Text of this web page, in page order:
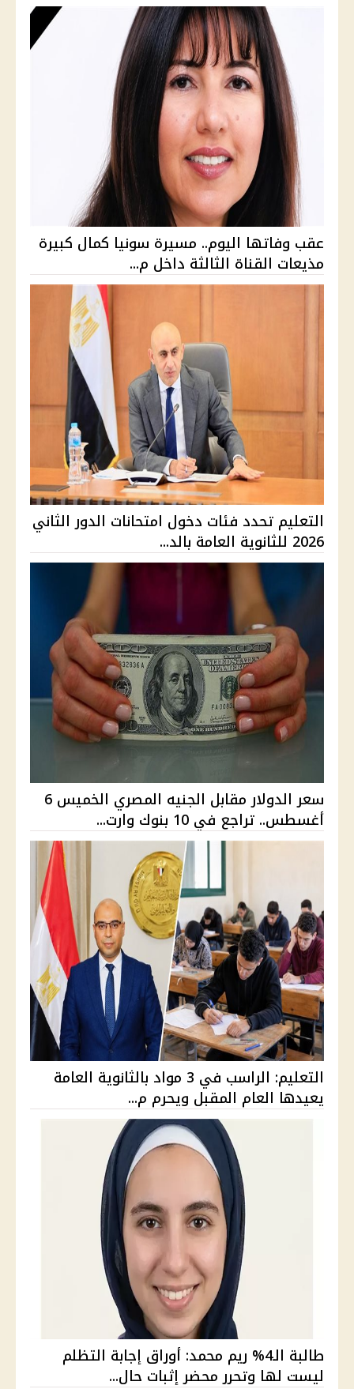
عقب وفاتها اليوم.. مسيرة سونيا كمال كبيرة
مذيعات القناة الثالثة داخل م...
التعليم تحدد فئات دخول امتحانات الدور الثاني
2026 للثانوية العامة بالد...
سعر الدولار مقابل الجنيه المصري الخميس 6
أغسطس.. تراجع في 10 بنوك وارت...
التعليم: الراسب في 3 مواد بالثانوية العامة
يعيدها العام المقبل ويحرم م...
طالبة الـ4% ريم محمد: أوراق إجابة التظلم
ليست لها وتحرر محضر إثبات حال...